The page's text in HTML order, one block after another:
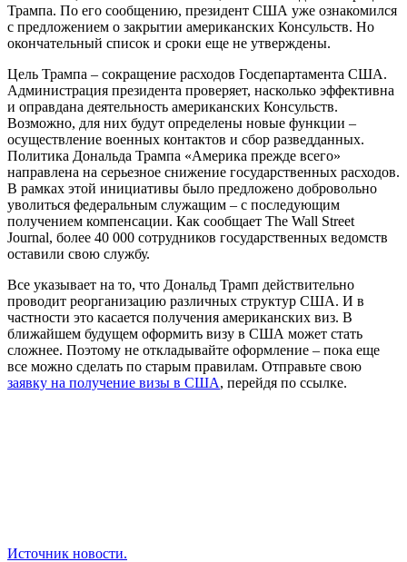
Трампа. По его сообщению, президент США уже ознакомился
с предложением о закрытии американских Консульств. Но
окончательный список и сроки еще не утверждены.
Цель Трампа – сокращение расходов Госдепартамента США.
Администрация президента проверяет, насколько эффективна
и оправдана деятельность американских Консульств.
Возможно, для них будут определены новые функции –
осуществление военных контактов и сбор разведданных.
Политика Дональда Трампа «Америка прежде всего»
направлена на серьезное снижение государственных расходов.
В рамках этой инициативы было предложено добровольно
уволиться федеральным служащим – с последующим
получением компенсации. Как сообщает The Wall Street
Journal, более 40 000 сотрудников государственных ведомств
оставили свою службу.
Все указывает на то, что Дональд Трамп действительно
проводит реорганизацию различных структур США. И в
частности это касается получения американских виз. В
ближайшем будущем оформить визу в США может стать
сложнее. Поэтому не откладывайте оформление – пока еще
все можно сделать по старым правилам. Отправьте свою
заявку на получение визы в США, перейдя по ссылке.
Источник новости.